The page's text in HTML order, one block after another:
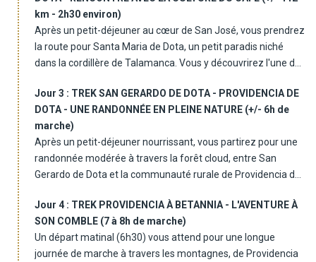
votre guise, avant de savourer un dîner libre et une première
nuit au Costa Rica, bien méritée après votre voyage.
km - 2h30 environ)
Après un petit-déjeuner au cœur de San José, vous prendrez
la route pour Santa Maria de Dota, un petit paradis niché
dans la cordillère de Talamanca. Vous y découvrirez l'une des
Coopedota. C'est ici que vous comprendrez toute la passion
qui se cache derrière chaque grain de café, récolté à la main
et transformé selon des méthodes durables et éthiques.
L'excursion vous plonge dans l'univers de la culture du café,
un savoir-faire local, soutenu par un engagement écologique
de premier plan. Après cette découverte sensorielle,
une première immersion dans la nature. L'après-midi sera
consacrée à une agréable promenade dans les sentiers du
lodge, avant un dîner savoureux et une nuit reposante.
Jour 3 : TREK SAN GERARDO DE DOTA - PROVIDENCIA DE
DOTA - UNE RANDONNÉE EN PLEINE NATURE (+/- 6h de
marche)
Après un petit-déjeuner nourrissant, vous partirez pour une
randonnée modérée à travers la forêt cloud, entre San
Gerardo de Dota et la communauté rurale de Providencia de
paysages verdoyants, bordés de ponts suspendus et de
forêts primaires et secondaires. Votre guide vous fera
découvrir la faune et la flore locales tout en vous racontant
les histoires du pays. Le déjeuner est prévu dans un lodge
Jour 4 : TREK PROVIDENCIA À BETANNIA - L'AVENTURE À
SON COMBLE (7 à 8h de marche)
Un départ matinal (6h30) vous attend pour une longue
journée de marche à travers les montagnes, de Providencia